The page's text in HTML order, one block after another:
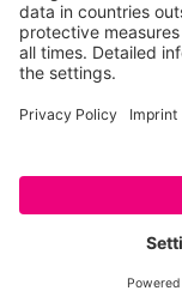
©
โปรดทราบ: นี่คือโ
ส่วนเท่านั้น ฟีเจอ
(เช่น ค่าทางโภช
ของข้อมูล) หา